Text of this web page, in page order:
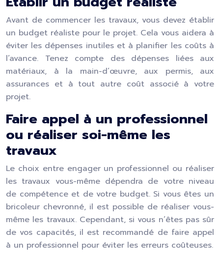
Avant de commencer les travaux, vous devez établir
un budget réaliste pour le projet. Cela vous aidera à
éviter les dépenses inutiles et à planifier les coûts à
l’avance. Tenez compte des dépenses liées aux
matériaux, à la main-d’œuvre, aux permis, aux
assurances et à tout autre coût associé à votre
projet.
Faire appel à un professionnel
ou réaliser soi-même les
travaux
Le choix entre engager un professionnel ou réaliser
les travaux vous-même dépendra de votre niveau
de compétence et de votre budget. Si vous êtes un
bricoleur chevronné, il est possible de réaliser vous-
même les travaux. Cependant, si vous n’êtes pas sûr
de vos capacités, il est recommandé de faire appel
à un professionnel pour éviter les erreurs coûteuses.